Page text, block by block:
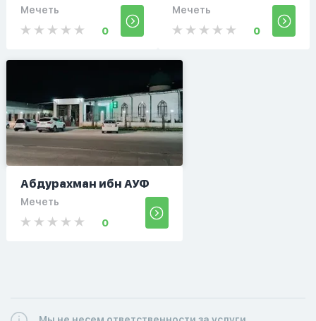
Мечеть
0
Мечеть
0
Абдурахман ибн АУФ
Мечеть
0